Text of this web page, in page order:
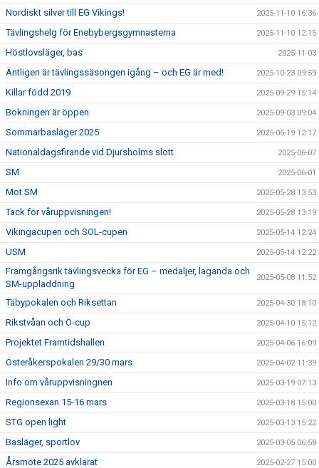
Nordiskt silver till EG Vikings! 2025-11-10 16:36
Tävlingshelg för Enebybergsgymnasterna 2025-11-10 12:15
Höstlovsläger, bas 2025-11-03
Äntligen är tävlingssäsongen igång – och EG är med! 2025-10-23 09:59
Killar född 2019 2025-09-29 15:14
Bokningen är öppen 2025-09-03 09:04
Sommarbasläger 2025 2025-06-19 12:17
Nationaldagsfirande vid Djursholms slott 2025-06-07
SM 2025-06-01
Mot SM 2025-05-28 13:53
Tack för våruppvisningen! 2025-05-28 13:19
Vikingacupen och SOL-cupen 2025-05-14 12:24
USM 2025-05-14 12:22
Framgångsrik tävlingsvecka för EG – medaljer, laganda och
SM-uppladdning
2025-05-08 11:52
Täbypokalen och Riksettan 2025-04-30 18:10
Rikstvåan och Ö-cup 2025-04-10 15:12
Projektet Framtidshallen 2025-04-06 16:09
Österåkerspokalen 29/30 mars 2025-04-02 11:39
Info om våruppvisningnen 2025-03-19 07:13
Regionsexan 15-16 mars 2025-03-18 15:00
STG open light 2025-03-13 15:22
Basläger, sportlov 2025-03-05 06:58
Årsmöte 2025 avklarat 2025-02-27 15:00